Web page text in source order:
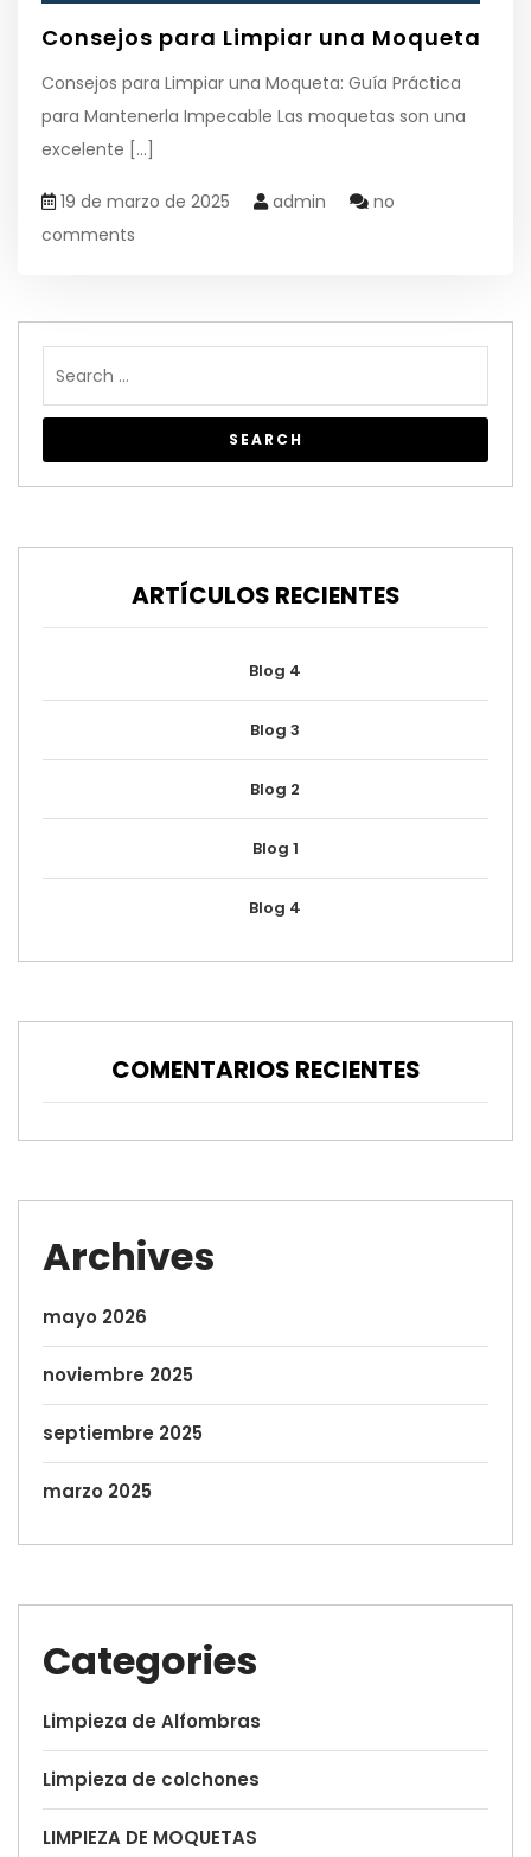
Consejos para Limpiar una Moqueta
Consejos para Limpiar una Moqueta: Guía Práctica
para Mantenerla Impecable Las moquetas son una
excelente [...]
19 de marzo de 2025 admin
no
comments
ARTÍCULOS RECIENTES
Blog 4
Blog 3
Blog 2
Blog 1
Blog 4
COMENTARIOS RECIENTES
Archives
mayo 2026
noviembre 2025
septiembre 2025
marzo 2025
Categories
Limpieza de Alfombras
Limpieza de colchones
LIMPIEZA DE MOQUETAS